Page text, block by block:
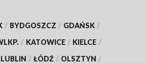
/ BYDGOSZCZ / GDAŃSK /
/ KATOWICE / KIELCE /
LUBLIN / ŁÓDŹ / OLSZTYN /